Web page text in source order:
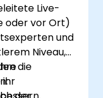
Live-
oder vor Ort)
und
Niveau,
ihr
die